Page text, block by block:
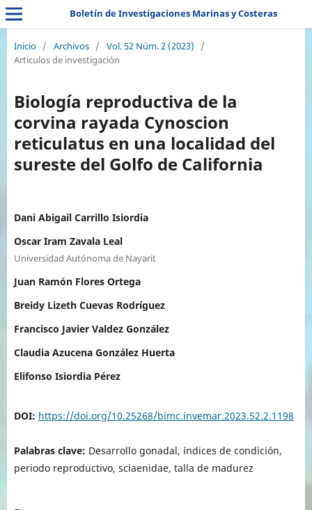
Boletín de Investigaciones Marinas y Costeras
Inicio / Archivos / Vol. 52 Núm. 2 (2023)
/
Articulos de investigación
Biología reproductiva de la
corvina rayada Cynoscion
reticulatus en una localidad del
sureste del Golfo de California
Dani Abigail Carrillo Isiordia
Oscar Iram Zavala Leal
Universidad Autónoma de Nayarit
Juan Ramón Flores Ortega
Breidy Lizeth Cuevas Rodríguez
Francisco Javier Valdez González
Claudia Azucena González Huerta
Elifonso Isiordia Pérez
DOI: https://doi.org/10.25268/bimc.invemar.2023.52.2.1198
Palabras clave: Desarrollo gonadal, índices de condición,
periodo reproductivo, sciaenidae, talla de madurez